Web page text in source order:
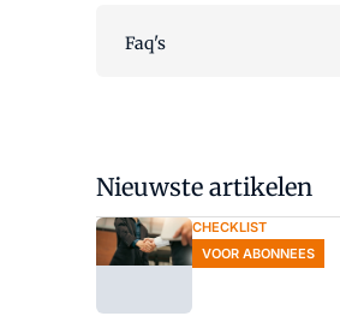
Faq's
Nieuwste artikelen
CHECKLIST
VOOR ABONNEES